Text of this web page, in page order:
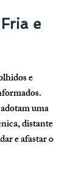
e
e
uma
distante
e afastar o